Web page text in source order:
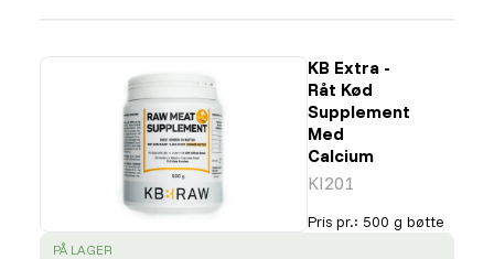
KB Extra -
Råt Kød
Supplement
Med
Calcium
KI201
Pris pr.: 500 g bøtte
SUCCESS
PÅ LAGER